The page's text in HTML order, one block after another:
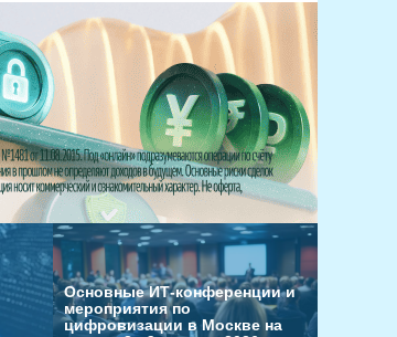
Основные ИТ-конференции и
мероприятия по
цифровизации в Москве на